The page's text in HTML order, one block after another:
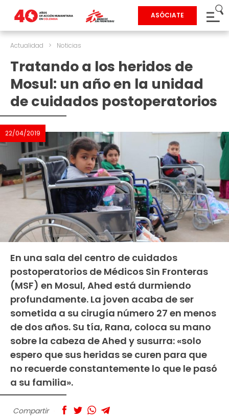
ASÓCIATE
Actualidad > Noticias
Tratando a los heridos de
Mosul: un año en la unidad
de cuidados postoperatorios
22/04/2019
En una sala del centro de cuidados
postoperatorios de Médicos Sin Fronteras
(MSF) en Mosul, Ahed está durmiendo
profundamente. La joven acaba de ser
sometida a su cirugía número 27 en menos
de dos años. Su tía, Rana, coloca su mano
sobre la cabeza de Ahed y susurra: «solo
espero que sus heridas se curen para que
no recuerde constantemente lo que le pasó
a su familia».
Compartir